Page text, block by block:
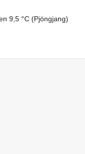
9,5 °C (Pjöngjang)